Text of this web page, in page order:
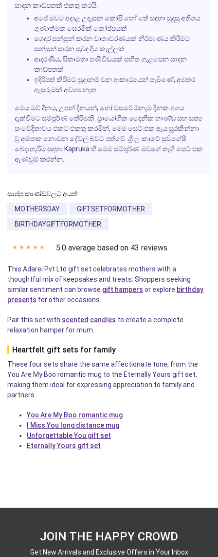
සාදන කාඩ්පතක් එකතු කරයි.
අපේ මවට අදාළ උදෑසන කෝපි හෝ තේ සඳහා සුදුසු අතිශය
ගුණාත්මක සෙරමික් කෝප්පයක්
ගෙදර සන්සුන් කරන වාතාවරණයක් නිර්මාණය කිරීමට
සන්සුන් කරන සුවඳ දිය කෑල්ලක්
ආදරණීය, සිතාමතා පණිවිඩයක් සහිත ගැළපෙන සාදන
කාඩ්පතක්
ඉදිරිපත් කිරීමට සූදානම් වන ආකාරයෙන් පැමිණේ, අමතර
ඇසුරුමක් අවශ්‍ය නැත
මෙය මව් දිනය, උපන් දිනයන්, හෝ වසරේ ඕනෑම දිනක අගය
දැක්වීමට සම්පූර්ණ තේරීමකි. ප්‍රායෝගික දෛනික භාණ්ඩ සහ සත්‍ය
සංවේදීතාවය එකට එකතු කරමින්, මෙම සෙට් එක ඇය සුරකින්නා
වූ අමතක නොවන දේවල් බවට පත්වේ. ශ්‍රී ලංකාවේ සුවිශේෂී
බෙදාහැරීම සඳහා Kapruka හි මෙම සම්පූර්ණ මවගේ තෑගි සෙට් එක
ඇණවුම් කරන්න.
සාප්පු කාණ්ඩවලට අයත්:
MOTHERSDAY
GIFTSETFORMOTHER
BIRTHDAYGIFTFORMOTHER
✭ ✭ ✭ ✭ ✭ 5.0 average based on 43 reviews.
This Adarei Pvt Ltd gift set celebrates mothers with a
thoughtful mix of keepsakes and treats. Shoppers seeking
similar sentiment can browse gift hampers or explore birthday
presents for other occasions.
Pair this set with scented candles to create a complete
relaxation hamper for mum.
Heartfelt gift sets for family
These four sets share the same affectionate tone, from the
You Are My Boo romantic mug to the Eternally Yours gift set,
making them ideal for expressing appreciation to family and
partners.
You Are My Boo romantic mug
I Miss You long distance mug
Unforgettable You gift set
Eternally Yours gift set
JOIN THE HAPPY CROWD
Get New Arrivals and Exclusive Offers in Your Inbox